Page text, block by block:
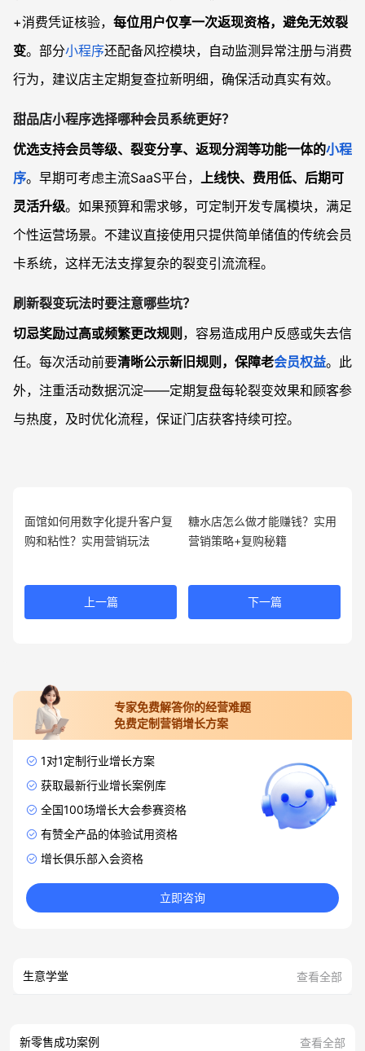
+消费凭证核验， 每位用户仅享一次返现资格，避免无效裂
变。部分小程序还配备风控模块，自动监测异常注册与消费
行为，建议店主定期复查拉新明细，确保活动真实有效。
甜品店小程序选择哪种会员系统更好？
优选支持会员等级、裂变分享、返现分润等功能一体的小程
序。早期可考虑主流SaaS平台，
上线快、费用低、后期可
灵活升级。如果预算和需求够，可定制开发专属模块，满足
个性运营场景。不建议直接使用只提供简单储值的传统会员
卡系统，这样无法支撑复杂的裂变引流流程。
刷新裂变玩法时要注意哪些坑？
切忌奖励过高或频繁更改规则 ，容易造成用户反感或失去信
任。每次活动前要清晰公示新旧规则，保障老会员权益。此
外，注重活动数据沉淀——定期复盘每轮裂变效果和顾客参
与热度，及时优化流程，保证门店获客持续可控。
面馆如何用数字化提升客户复
购和粘性？实用营销玩法
上一篇
糖水店怎么做才能赚钱？实用
营销策略+复购秘籍
下一篇
专家免费解答你的经营难题
免费定制营销增长方案
1对1定制行业增长方案
获取最新行业增长案例库
全国100场增长大会参赛资格
有赞全产品的体验试用资格
增长俱乐部入会资格
立即咨询
生意学堂 查看全部
新零售成功案例 查看全部